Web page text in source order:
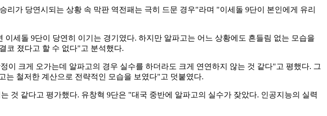
가 당연시되는 상황 속 막판 역전패는 극히 드문 경우"라며 "이세돌 9단이 본인에게 유리
세돌 9단이 당연히 이기는 경기였다. 하지만 알파고는 어느 상황에도 흔들림 없는 모습을
코 졌다고 할 수 없다"고 분석했다.
크게 오가는데 알파고의 경우 실수를 하더라도 크게 연연하지 않는 것 같다"고 평했다. 그
는 철저한 계산으로 전략적인 모습을 보였다"고 덧붙였다.
것 같다고 평가했다. 유창혁 9단은 "대국 중반에 알파고의 실수가 잦았다. 인공지능의 실력